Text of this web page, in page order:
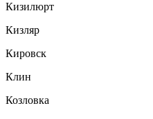
Кизилюрт
Кизляр
Кировск
Клин
Козловка